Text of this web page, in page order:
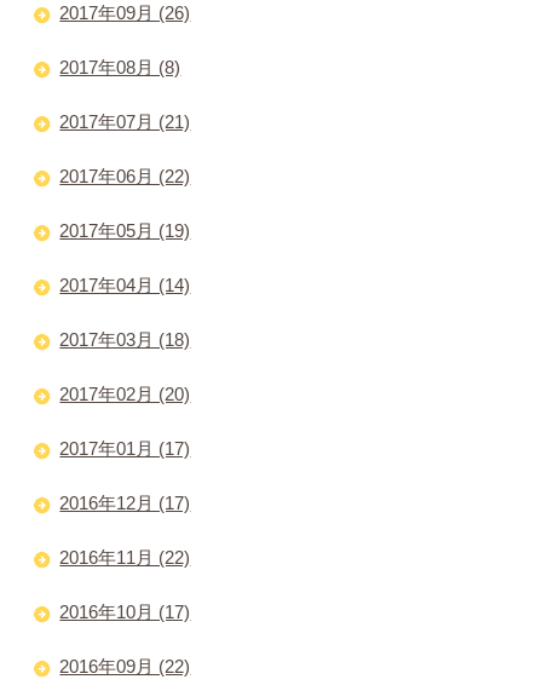
2017年09月 (26)
2017年08月 (8)
2017年07月 (21)
2017年06月 (22)
2017年05月 (19)
2017年04月 (14)
2017年03月 (18)
2017年02月 (20)
2017年01月 (17)
2016年12月 (17)
2016年11月 (22)
2016年10月 (17)
2016年09月 (22)